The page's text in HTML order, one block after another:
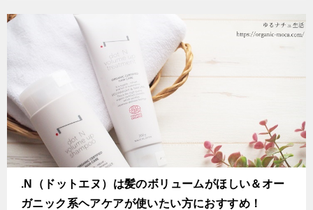
.N（ドットエヌ）は髪のボリュームがほしい＆オー
ガニック系ヘアケアが使いたい方におすすめ！